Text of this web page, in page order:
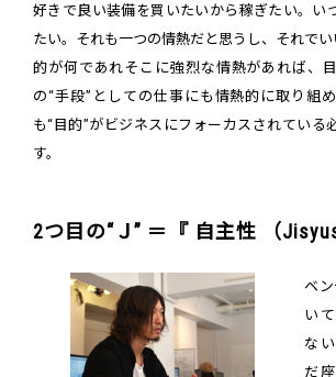
好きで良い装備を買いたいから稼ぎたい。い
たい。それも一つの情熱だと思うし、それでい
的が何であれそこに強烈な情熱があれば、
の“手段”としての仕事にも情熱的に取り組
も“目的”がビジネスにフォーカスされている
す。
2つ目の“Ｊ” ＝『 自主性 （
ベン
い
な
だ